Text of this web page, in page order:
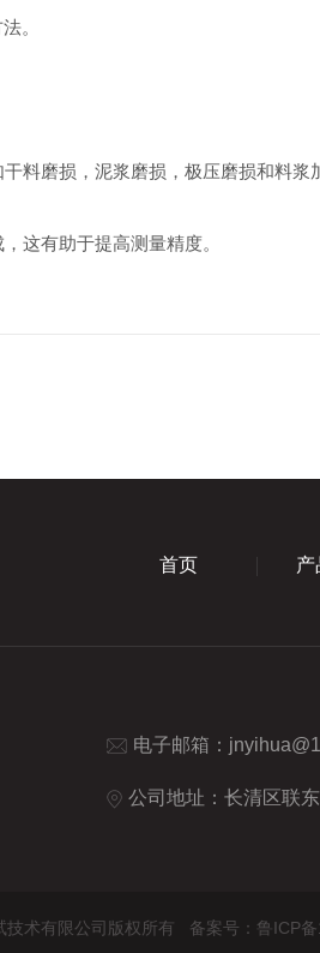
。
磨损，泥浆磨损，极压磨损和料浆
有助于提高测量精度。
首页 产
电子邮箱：
公司地址：长清区联
技术有限公司版权所有 备案号：鲁ICP